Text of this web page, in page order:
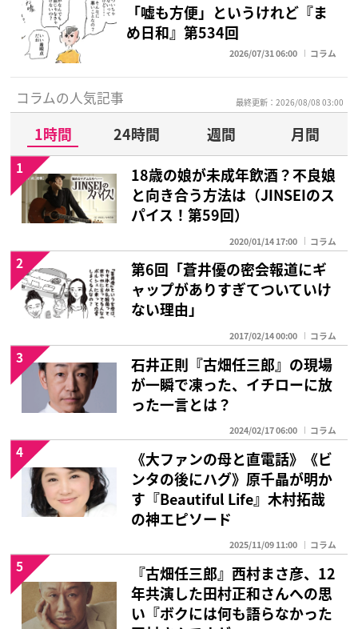
「嘘も方便」というけれど『ま
め日和』第534回
2026/07/31 06:00 コラム
コラムの人気記事 最終更新：2026/08/08 03:00
1時間 24時間 週間
月間
18歳の娘が未成年飲酒？不良娘
と向き合う方法は（JINSEIのス
パイス！第59回）
2020/01/14 17:00 コラム
1
第6回「蒼井優の密会報道にギ
ャップがありすぎてついていけ
ない理由」
2017/02/14 00:00 コラム
2
石井正則『古畑任三郎』の現場
が一瞬で凍った、イチローに放
った一言とは？
2024/02/17 06:00 コラム
3
《大ファンの母と直電話》《ビ
ンタの後にハグ》原千晶が明か
す『Beautiful Life』木村拓哉
の神エピソード
2025/11/09 11:00 コラム
4
『古畑任三郎』西村まさ彦、12
年共演した田村正和さんへの思
い『ボクには何も語らなかった
5